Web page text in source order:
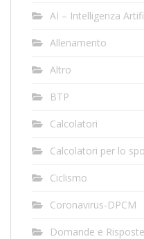
AI – Intelligenza
Allenamento
Altro
BTP
Calcolatori
Calcolatori per lo
Ciclismo
Coronavirus-DPCM
Domande e Risposte